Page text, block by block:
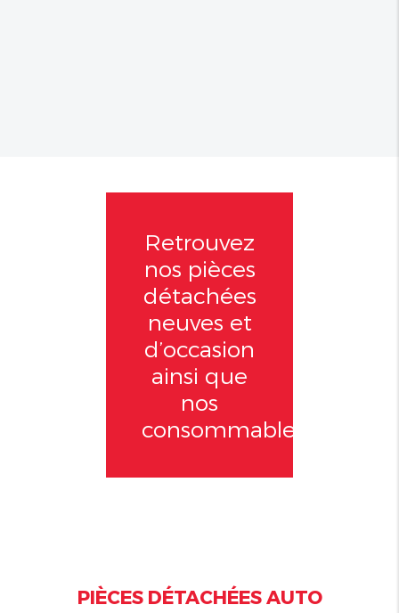
Retrouvez
nos pièces
détachées
neuves et
d’occasion
ainsi que
nos
consommables.
PIÈCES DÉTACHÉES AUTO